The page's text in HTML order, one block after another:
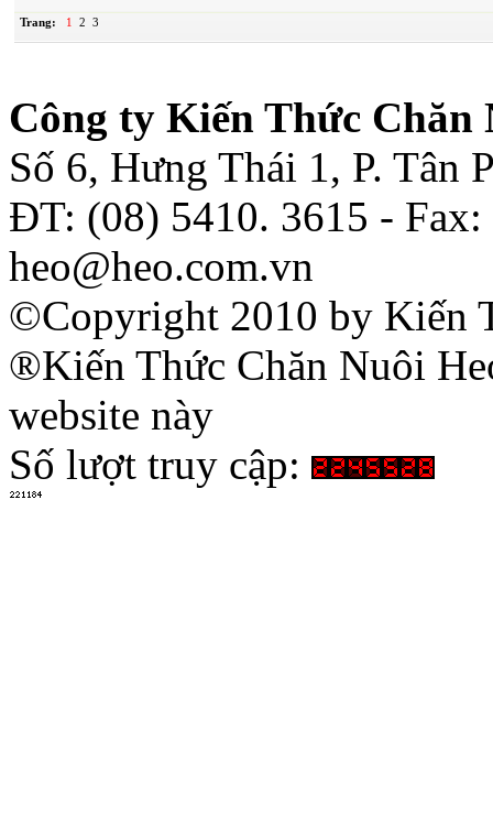
Trang: 1 2 3
Công ty Kiến Thức Chăn
Số 6, Hưng Thái 1, P. Tân
ĐT: (08) 5410. 3615 -
heo@heo.com.vn
©Copyright 2010 by Kiến
®Kiến Thức Chăn Nuôi
website này
Số lượt truy cập: